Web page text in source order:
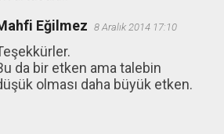
Eğilmez 8 Aralık 2014 17:10
da bir etken ama talebin
olması daha büyük etken.